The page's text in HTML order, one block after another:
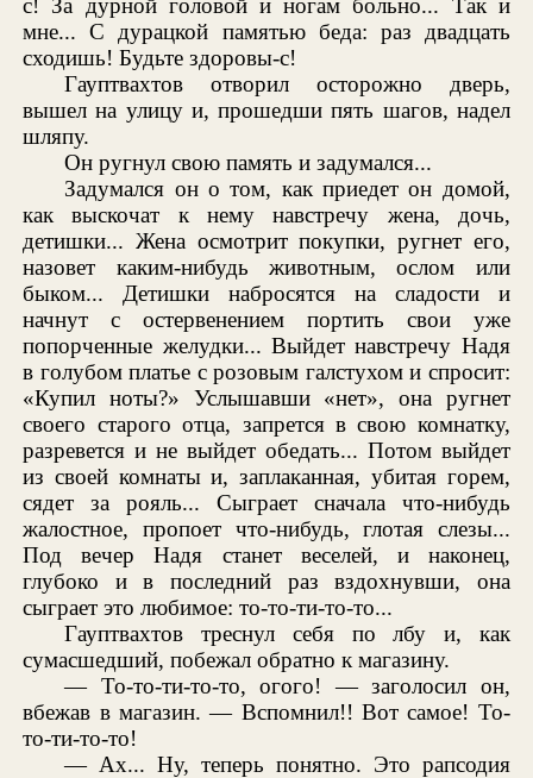
с! За дурной головой и ногам больно... Так и
мне... С дурацкой памятью беда: раз двадцать
сходишь! Будьте здоровы-с!
Гауптвахтов отворил осторожно дверь,
вышел на улицу и, прошедши пять шагов, надел
шляпу.
Он ругнул свою память и задумался...
Задумался он о том, как приедет он домой,
как выскочат к нему навстречу жена, дочь,
детишки... Жена осмотрит покупки, ругнет его,
назовет каким-нибудь животным, ослом или
быком... Детишки набросятся на сладости и
начнут с остервенением портить свои уже
попорченные желудки... Выйдет навстречу Надя
в голубом платье с розовым галстухом и спросит:
«Купил ноты?» Услышавши «нет», она ругнет
своего старого отца, запрется в свою комнатку,
разревется и не выйдет обедать... Потом выйдет
из своей комнаты и, заплаканная, убитая горем,
сядет за рояль... Сыграет сначала что-нибудь
жалостное, пропоет что-нибудь, глотая слезы...
Под вечер Надя станет веселей, и наконец,
глубоко и в последний раз вздохнувши, она
сыграет это любимое: то-то-ти-то-то...
Гауптвахтов треснул себя по лбу и, как
сумасшедший, побежал обратно к магазину.
— То-то-ти-то-то, огого! — заголосил он,
вбежав в магазин. — Вспомнил!! Вот самое! То-
то-ти-то-то!
— Ах... Ну, теперь понятно. Это рапсодия